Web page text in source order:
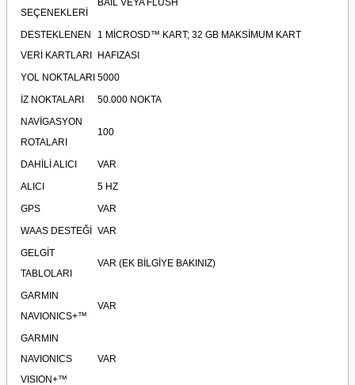
SEÇENEKLERİ
BAİL VEYA FLUSH
DESTEKLENEN
VERİ KARTLARI
1 MİCROSD™ KART; 32 GB MAKSİMUM KART
HAFIZASI
YOL NOKTALARI 5000
İZ NOKTALARI
50.000 NOKTA
NAVİGASYON
ROTALARI
100
DAHİLİ ALICI
VAR
ALICI
5 HZ
GPS
VAR
WAAS DESTEĞİ
VAR
GELGİT
TABLOLARI
VAR (EK BİLGİYE BAKINIZ)
GARMIN
NAVIONICS+™
VAR
GARMIN
NAVIONICS
VISION+™
VAR